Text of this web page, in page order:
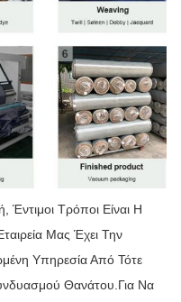
Τρόποι Είναι Η
Μας Έχει Την
Υπηρεσία Από Τότε
Θανάτου.Για Να